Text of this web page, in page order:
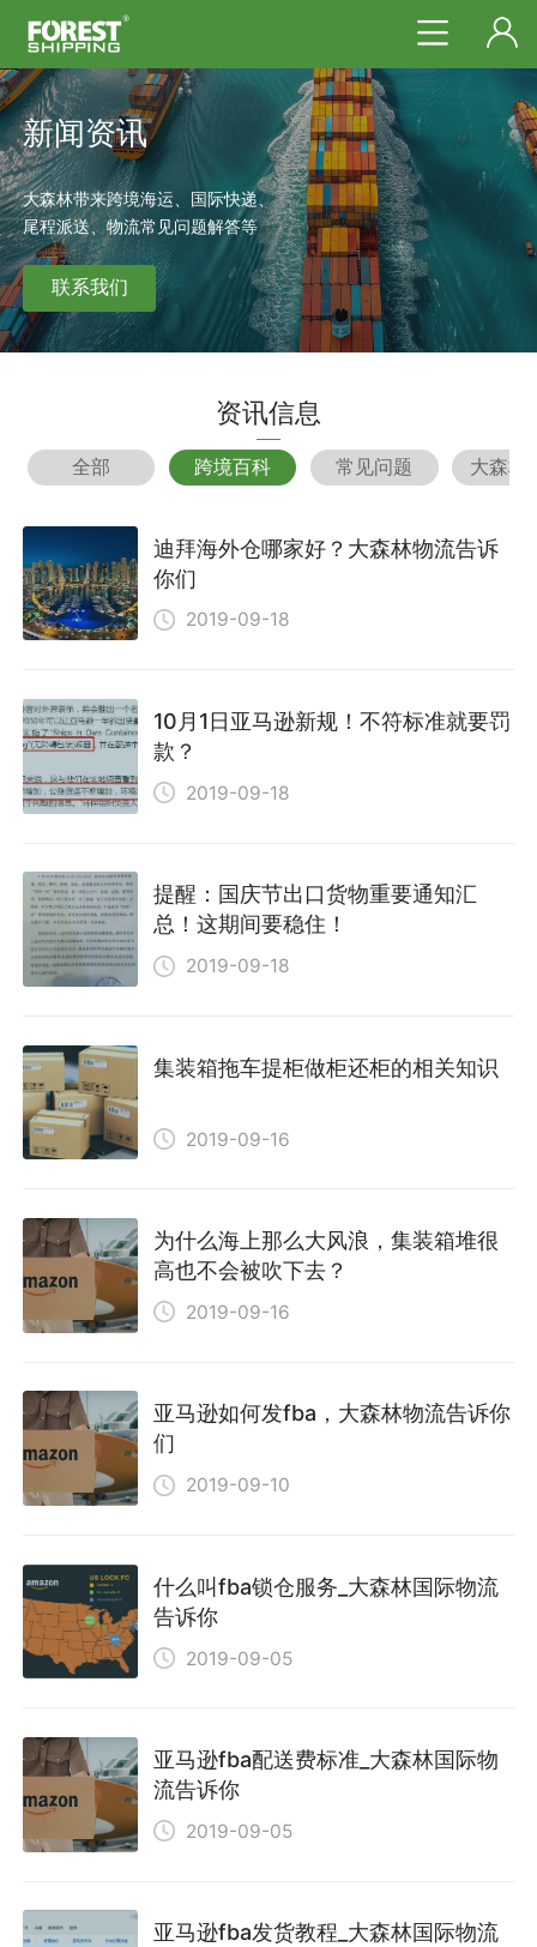
新闻资讯
大森林带来跨境海运、国际快递、
尾程派送、物流常见问题解答等
联系我们
资讯信息
全部 跨境百科 常见问题 大森林
迪拜海外仓哪家好？大森林物流告诉
你们
2019-09-18
10月1日亚马逊新规！不符标准就要罚
款？
2019-09-18
提醒：国庆节出口货物重要通知汇
总！这期间要稳住！
2019-09-18
集装箱拖车提柜做柜还柜的相关知识
2019-09-16
为什么海上那么大风浪，集装箱堆很
高也不会被吹下去？
2019-09-16
亚马逊如何发fba，大森林物流告诉你
们
2019-09-10
什么叫fba锁仓服务_大森林国际物流
告诉你
2019-09-05
亚马逊fba配送费标准_大森林国际物
流告诉你
2019-09-05
亚马逊fba发货教程_大森林国际物流